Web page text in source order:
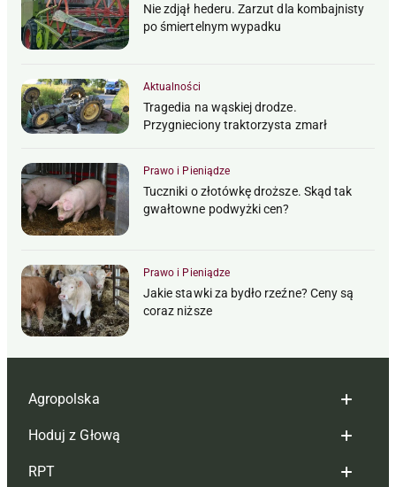
Nie zdjął hederu. Zarzut dla kombajnisty
po śmiertelnym wypadku
Aktualności
Tragedia na wąskiej drodze.
Przygnieciony traktorzysta zmarł
Prawo i Pieniądze
Tuczniki o złotówkę droższe. Skąd tak
gwałtowne podwyżki cen?
Prawo i Pieniądze
Jakie stawki za bydło rzeźne? Ceny są
coraz niższe
Agropolska
Redakcja
Reklama
Hoduj z Głową
Hoduj z głową bydło
RPT